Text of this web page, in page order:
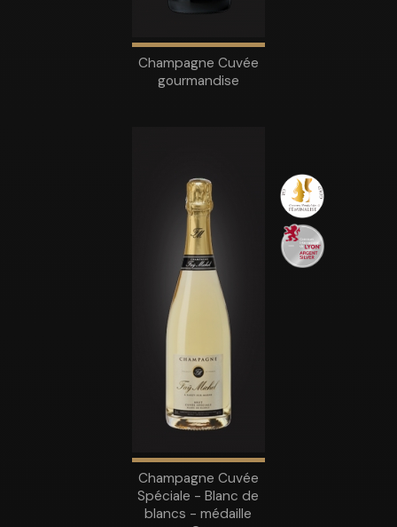
Champagne Cuvée
gourmandise
Champagne Cuvée
Spéciale - Blanc de
blancs - médaille